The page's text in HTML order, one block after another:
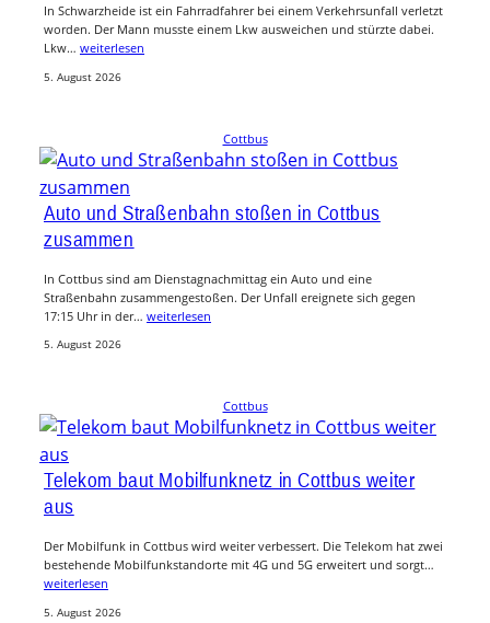
In Schwarzheide ist ein Fahrradfahrer bei einem Verkehrsunfall verletzt
worden. Der Mann musste einem Lkw ausweichen und stürzte dabei.
Lkw… weiterlesen
5. August 2026
Cottbus
Auto und Straßenbahn stoßen in Cottbus
zusammen
In Cottbus sind am Dienstagnachmittag ein Auto und eine
Straßenbahn zusammengestoßen. Der Unfall ereignete sich gegen
17:15 Uhr in der… weiterlesen
5. August 2026
Cottbus
Telekom baut Mobilfunknetz in Cottbus weiter
aus
Der Mobilfunk in Cottbus wird weiter verbessert. Die Telekom hat zwei
bestehende Mobilfunkstandorte mit 4G und 5G erweitert und sorgt…
weiterlesen
5. August 2026